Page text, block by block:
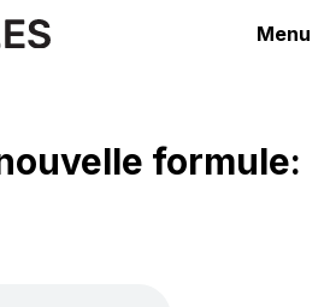
Menu
formule: